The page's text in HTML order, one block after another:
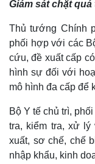
Giám sát chặt
Thủ tướng Chính
phối hợp với các
cứu, đề xuất cấp
hình sự đối với
mô hình đa cấp để
Bộ Y tế chủ trì,
tra, kiểm tra, xử lý
xuất, sơ chế, chế
nhập khẩu, kinh